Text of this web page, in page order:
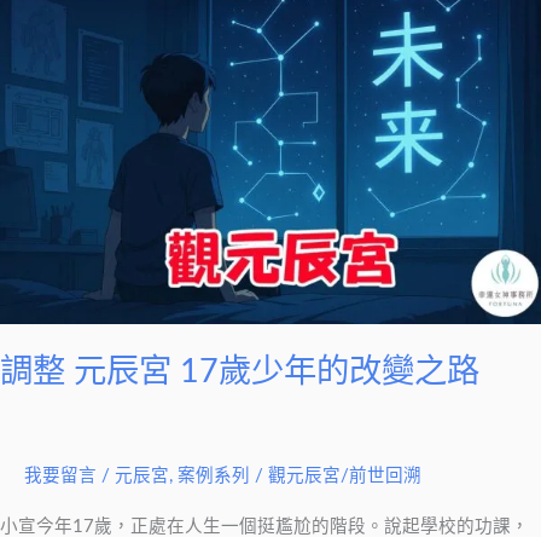
調整 元辰宮 17歲少年的改變之路
我要留言 / 元辰宮, 案例系列 / 觀元辰宮/前世回溯
小宣今年17歲，正處在人生一個挺尷尬的階段。說起學校的功課，
辰
之